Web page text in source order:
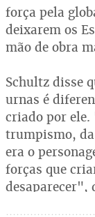
força pela
deixarem os
mão de obra
Schultz disse
urnas é
criado por ele.
trumpismo, da
era o
forças que
desaparecer",